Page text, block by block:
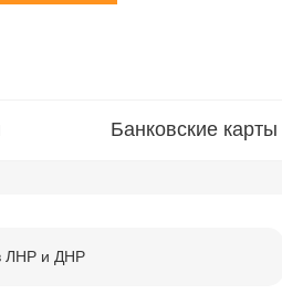
Банковские карты
ЛНР и ДНР